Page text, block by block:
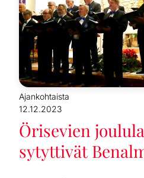
Ajankohtaista
12.12.2023
Örisevien
sytyttivät